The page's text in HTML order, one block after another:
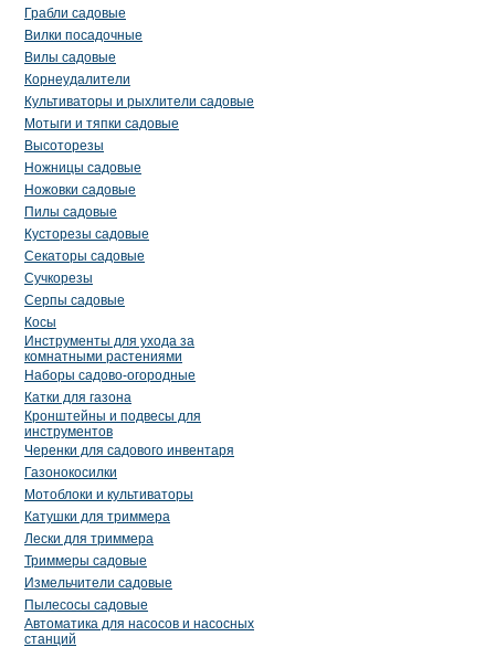
Грабли садовые
Вилки посадочные
Вилы садовые
Корнеудалители
Культиваторы и рыхлители садовые
Мотыги и тяпки садовые
Высоторезы
Ножницы садовые
Ножовки садовые
Пилы садовые
Кусторезы садовые
Секаторы садовые
Сучкорезы
Серпы садовые
Косы
Инструменты для ухода за
комнатными растениями
Наборы садово-огородные
Катки для газона
Кронштейны и подвесы для
инструментов
Черенки для садового инвентаря
Газонокосилки
Мотоблоки и культиваторы
Катушки для триммера
Лески для триммера
Триммеры садовые
Измельчители садовые
Пылесосы садовые
Автоматика для насосов и насосных
станций